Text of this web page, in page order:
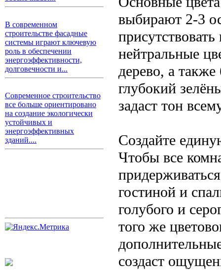
В современном
строительстве фасадные
системы играют ключевую
роль в обеспечении
энергоэффективности,
долговечности и...
Современное строительство
все больше ориентировано
на создание экологически
устойчивых и
энергоэффективных
зданий....
выбирают 2-3
нейтральные
дерево, а
глубокий
задаст тон
Создайте
Чтобы все
гостиной и
голубого и
того же
создаст